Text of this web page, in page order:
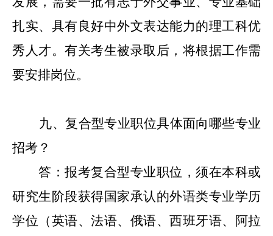
扎实、具有良好中外文表达能力的理工科优
秀人才。有关考生被录取后，将根据工作需
要安排岗位。
九、复合型专业职位具体面向哪些专业
招考？
答：报考复合型专业职位，须在本科或
研究生阶段获得国家承认的外语类专业学历
学位（英语、法语、俄语、西班牙语、阿拉